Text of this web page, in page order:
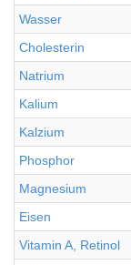
Wasser
Cholesterin
Natrium
Kalium
Kalzium
Phosphor
Magnesium
Eisen
Vitamin A, Retinol